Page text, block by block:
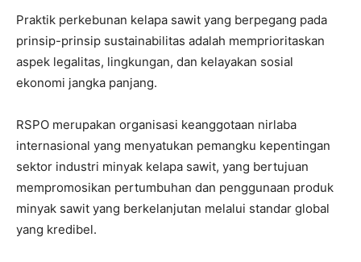
Praktik perkebunan kelapa sawit yang berpegang pada
prinsip-prinsip sustainabilitas adalah memprioritaskan
aspek legalitas, lingkungan, dan kelayakan sosial
ekonomi jangka panjang.
RSPO merupakan organisasi keanggotaan nirlaba
internasional yang menyatukan pemangku kepentingan
sektor industri minyak kelapa sawit, yang bertujuan
mempromosikan pertumbuhan dan penggunaan produk
minyak sawit yang berkelanjutan melalui standar global
yang kredibel.